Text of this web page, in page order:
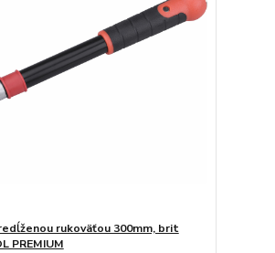
rukoväťou 300mm, brit
PREMIUM